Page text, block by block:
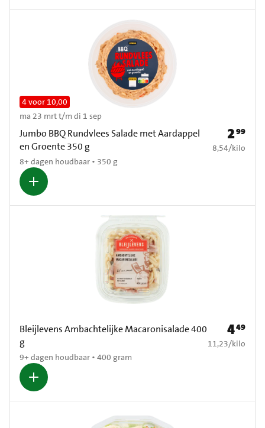
Jumbo BBQ Rundvlees Salade met Aardappel
en Groente 350 g
8+ dagen houdbaar • 350 g
4 voor 10,00
ma 23 mrt t/m di 1 sep
Prijs: €
299
€ 8,54 per kilo
8,54/kilo
Bleijlevens Ambachtelijke Macaronisalade 400
g
9+ dagen houdbaar • 400 gram
Prijs: €
449
€ 11,23 per kilo
11,23/kilo